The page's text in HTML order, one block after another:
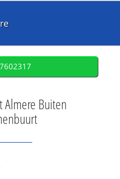
Almere Buiten